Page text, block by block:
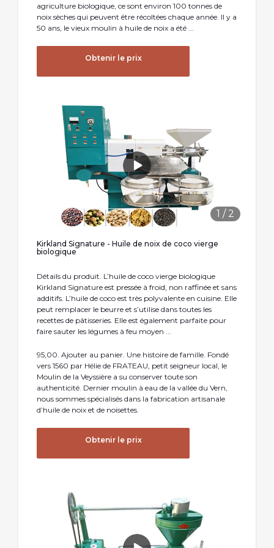
agriculture biologique, ce sont environ 100 tonnes de
noix sèches qui peuvent être récoltées chaque année. Il y a
50 ans, le vieux moulin à huile de noix a été ...
Obtenir le prix
1 / 2
Kirkland Signature - Huile de noix de coco vierge
biologique
Détails du produit. L’huile de coco vierge biologique
Kirkland Signature est pressée à froid, non raffinée et sans
additifs. L’huile de coco est très polyvalente en cuisine. Elle
peut remplacer le beurre et s’utilise dans toutes les
recettes de pâtisseries. Elle est également parfaite pour
faire sauter les légumes à feu moyen ...
95,00. Ajouter au panier. Une histoire de famille. Fondé
vers 1560 par Hélie de FRATEAU, petit seigneur local, le
Moulin de la Veyssière a su conserver toute son
authenticité. Dernier moulin à eau de la vallée du Vern,
nous sommes spécialisés dans la fabrication artisanale
d’huile de noix et de noisettes.
Obtenir le prix